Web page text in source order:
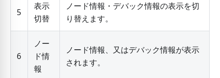
5
表示
切替
ノード情報・デバック情報の表示を切
り替えます。
6
ノー
ド情
報
ノード情報、又はデバック情報が表示
されます。